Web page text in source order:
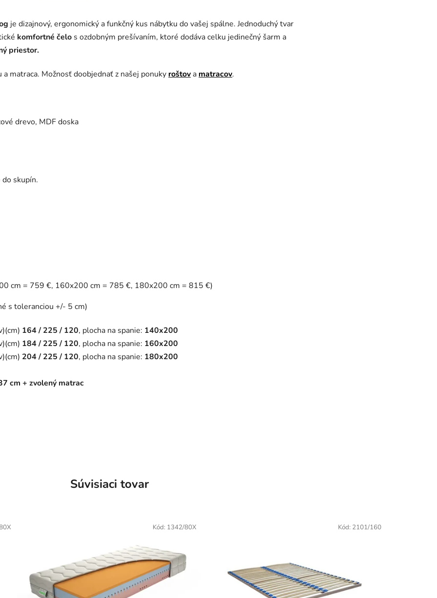
je dizajnový, ergonomický a funkčný kus nábytku do vašej spálne. Jednoduchý tvar
komfortné čelo s ozdobným prešívaním, ktoré dodáva celku jedinečný šarm a
priestor.
a matraca. Možnosť doobjednať z našej ponukyroštovamatracov.
drevo, MDF doska
skupín.
cm = 759 €, 160x200 cm = 785 €, 180x200 cm = 815 €)
s toleranciou +/- 5 cm)
164 / 225 / 120, plocha na spanie: 140x200
184 / 225 / 120, plocha na spanie: 160x200
204/ 225 / 120, plocha na spanie: 180x200
cm + zvolený matrac
Súvisiaci tovar
Kód: 1342/80X Kód: 2101/160